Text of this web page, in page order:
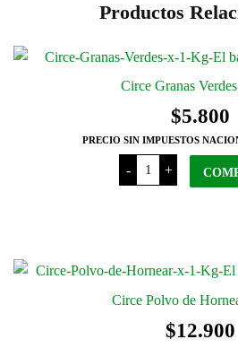
Productos
Circe Granas
$5.800
PRECIO SIN IMPUESTOS
-
Circe
Granas
Verdes
+
Circe Polvo de
$12.900